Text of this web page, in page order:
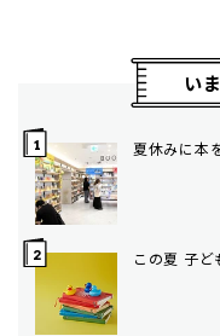
い
夏休みに本
この夏 子ど